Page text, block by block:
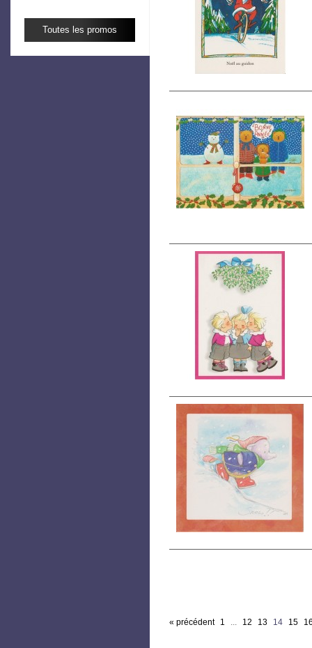
Toutes les promos
« précédent 1 ... 12 13 14 15